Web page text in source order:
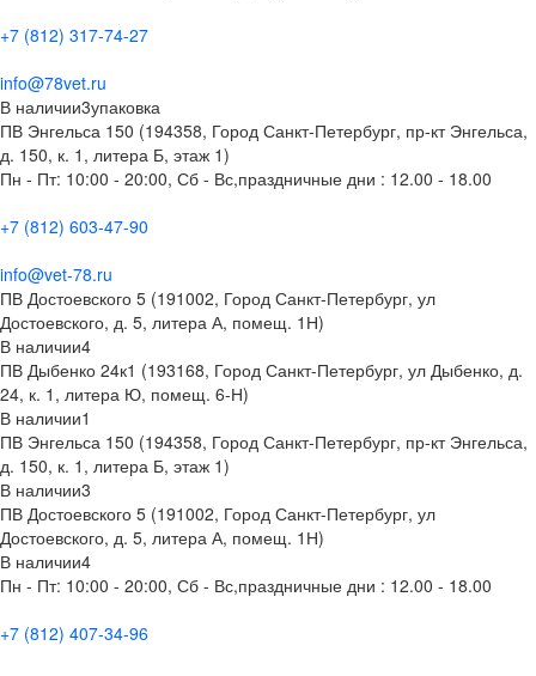
+7 (812) 317-74-27
info@78vet.ru
В наличии3упаковка
ПВ Энгельса 150 (194358, Город Санкт-Петербург, пр-кт Энгельса,
д. 150, к. 1, литера Б, этаж 1)
Пн - Пт: 10:00 - 20:00, Сб - Вс,праздничные дни : 12.00 - 18.00
+7 (812) 603-47-90
info@vet-78.ru
ПВ Достоевского 5 (191002, Город Санкт-Петербург, ул
Достоевского, д. 5, литера А, помещ. 1Н)
В наличии4
ПВ Дыбенко 24к1 (193168, Город Санкт-Петербург, ул Дыбенко, д.
24, к. 1, литера Ю, помещ. 6-Н)
В наличии1
ПВ Энгельса 150 (194358, Город Санкт-Петербург, пр-кт Энгельса,
д. 150, к. 1, литера Б, этаж 1)
В наличии3
ПВ Достоевского 5 (191002, Город Санкт-Петербург, ул
Достоевского, д. 5, литера А, помещ. 1Н)
В наличии4
Пн - Пт: 10:00 - 20:00, Сб - Вс,праздничные дни : 12.00 - 18.00
+7 (812) 407-34-96